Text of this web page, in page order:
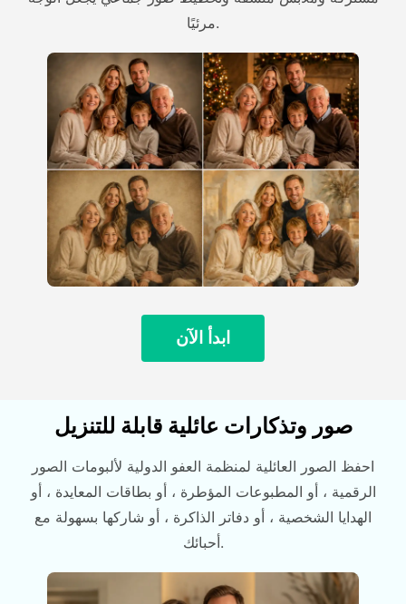
مرئيًا.
ابدأ الآن
صور وتذكارات عائلية قابلة للتنزيل
احفظ الصور العائلية لمنظمة العفو الدولية لألبومات الصور
الرقمية ، أو المطبوعات المؤطرة ، أو بطاقات المعايدة ، أو
الهدايا الشخصية ، أو دفاتر الذاكرة ، أو شاركها بسهولة مع
أحبائك.